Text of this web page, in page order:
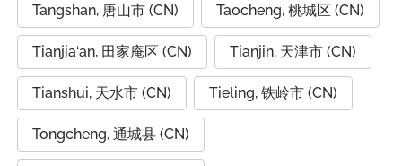
Tangshan, 唐山市 (CN) Taocheng, 桃城区 (CN)
Tianjia‘an, 田家庵区 (CN) Tianjin, 天津市 (CN)
Tianshui, 天水市 (CN) Tieling, 铁岭市 (CN)
Tongcheng, 通城县 (CN)